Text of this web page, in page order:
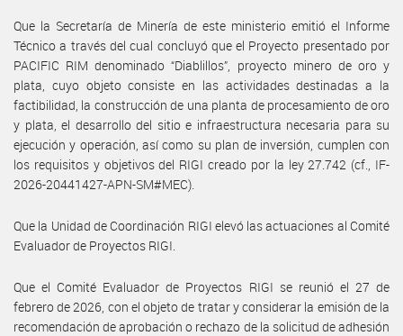
Que la Secretaría de Minería de este ministerio emitió el Informe
Técnico a través del cual concluyó que el Proyecto presentado por
PACIFIC RIM denominado “Diablillos”, proyecto minero de oro y
plata, cuyo objeto consiste en las actividades destinadas a la
factibilidad, la construcción de una planta de procesamiento de oro
y plata, el desarrollo del sitio e infraestructura necesaria para su
ejecución y operación, así como su plan de inversión, cumplen con
los requisitos y objetivos del RIGI creado por la ley 27.742 (cf., IF-
2026-20441427-APN-SM#MEC).
Que la Unidad de Coordinación RIGI elevó las actuaciones al Comité
Evaluador de Proyectos RIGI.
Que el Comité Evaluador de Proyectos RIGI se reunió el 27 de
febrero de 2026, con el objeto de tratar y considerar la emisión de la
recomendación de aprobación o rechazo de la solicitud de adhesión